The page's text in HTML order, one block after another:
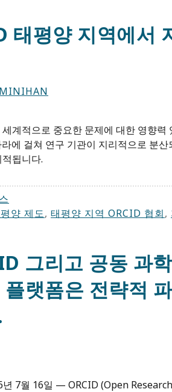
태평양 지역에서
계적으로 중요한 문제에 대한 영향력
에 걸쳐 연구 기관이 지리적으로 분
됩니다.
양 제도, 태평양 지역 ORCID 협회,
그리고 공동 과
랫폼은 전략적
7월 16일 — ORCID (Open